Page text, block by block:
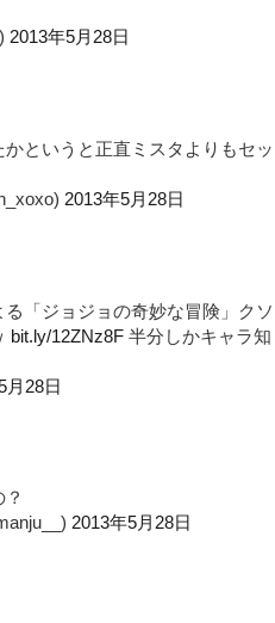
2013年5月28日
というと正直ミスタよりもセッ
2013年5月28日
「ジョジョの奇妙な冒険」クソ
bit.ly/12ZNz8F 半分しかキャラ知
月28日
2013年5月28日